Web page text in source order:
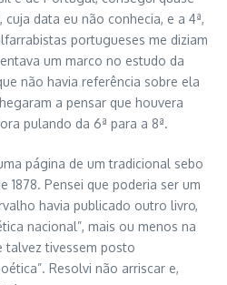
data eu não conhecia, e a 4ª,
portugueses me diziam
um marco no estudo da
não havia referência sobre ela
a pensar que houvera
pulando da 6ª para a 8ª.
página de um tradicional sebo
1878. Pensei que poderia ser um
havia publicado outro livro,
nacional”, mais ou menos na
talvez tivessem posto
Resolvi não arriscar e,